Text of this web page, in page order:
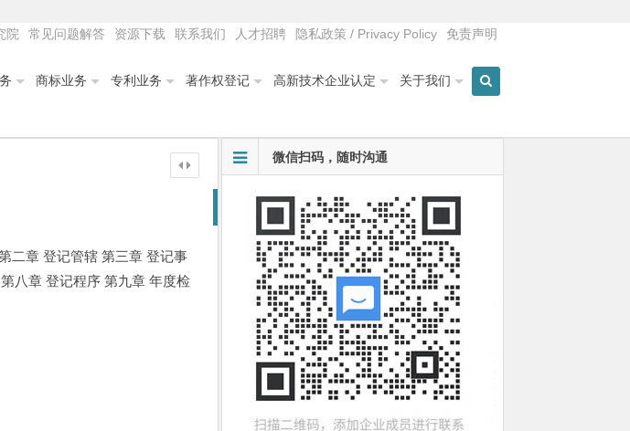
院 常见问题解答 资源下载 联系我们 人才招聘 隐私政策 / Privacy Policy 免责声明
商标业务 专利业务 著作权登记 高新技术企业认定 关于我们
二章 登记管辖 第三章 登记事
八章 登记程序 第九章 年度检
微信扫码，随时沟通